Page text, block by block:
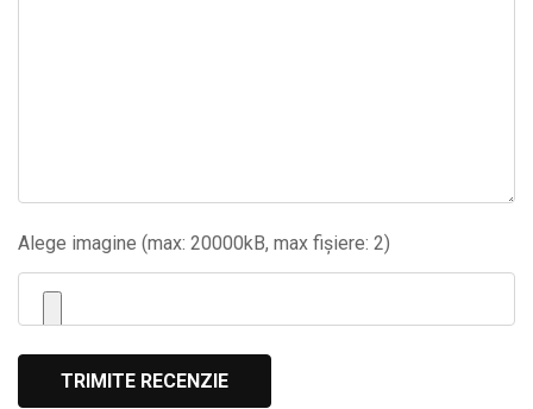
Alege imagine (max: 20000kB, max fișiere: 2)